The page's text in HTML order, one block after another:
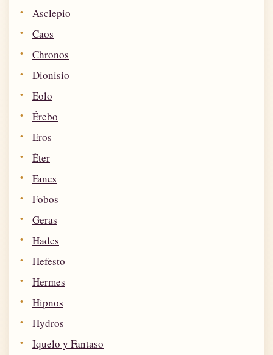
Asclepio
Caos
Chronos
Dionisio
Eolo
Érebo
Eros
Éter
Fanes
Fobos
Geras
Hades
Hefesto
Hermes
Hipnos
Hydros
Iquelo y Fantaso